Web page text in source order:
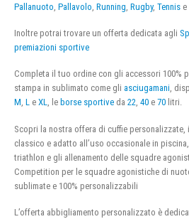
Pallanuoto Pallavolo Running Rugby, Tennis e
Inoltre potrai trovare un offerta dedicata agli
premiazioni sportive
Completa il tuo ordine con gli accessori 100%
stampa in sublimato come gli asciugamani,
M, L e XL, le borse sportive da 22, 40 e 70 litri.
Scopri la nostra offera di cuffie
classico e adatto all’uso occasionale in
triathlon e gli allenamento delle squadre
Competition per le squadre agonistiche di
sublimate e 100% personalizzabili
L’offerta abbigliamento personalizzato è